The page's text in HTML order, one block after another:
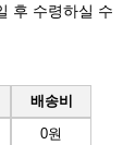
후 수령하실 수
배송비
0원